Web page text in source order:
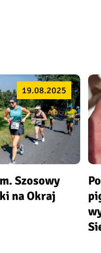
19.08.2025
Szosowy
na Okraj